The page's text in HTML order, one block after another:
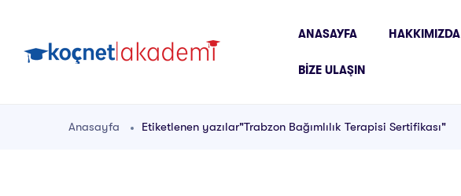
ANASAYFA HAKKIMIZDA
BIZE ULAŞIN
Anasayfa Etiketlenen yazılar"Trabzon Bağımlılık Terapisi Sertifikası"